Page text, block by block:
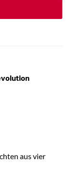
aus vier